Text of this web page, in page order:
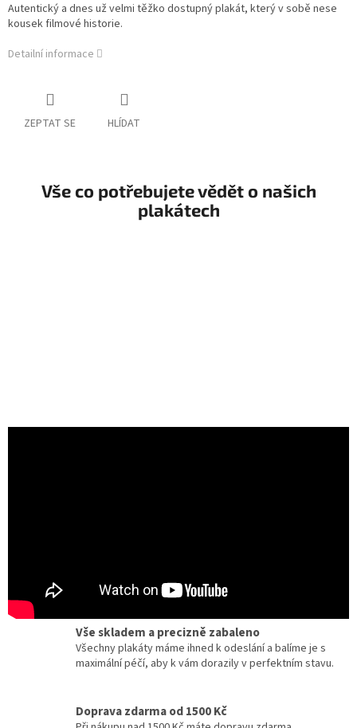
Autentický a dnes už velmi těžko dostupný plakát, který v sobě nese
kousek filmové historie.
Detailní informace
ZEPTAT SE HLÍDAT
Vše co potřebujete vědět o našich
plakátech
kinematografie a designu.
Vše skladem a precizně zabaleno
Všechny plakáty máme ihned k odeslání a balíme je s
maximální péčí, aby k vám dorazily v perfektním stavu.
Doprava zdarma od 1500 Kč